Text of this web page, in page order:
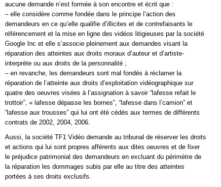
aucune demande n’est formée à son encontre et écrit que :
– elle considère comme fondée dans le principe l’action des
demandeurs en ce qu’elle qualifie d’illicites et de contrefaisants le
référencement et la mise en ligne des vidéos litigieuses par la société
Google Inc et elle s’associe pleinement aux demandes visant la
réparation des atteintes aux droits moraux d’auteur et d’artiste-
interprète ou aux droits de la personnalité ;
– en revanche, les demandeurs sont mal fondés à réclamer la
réparation de l’atteinte aux droits d’exploitation vidéographique sur
quatre des oeuvres visées à l’assignation à savoir “lafesse refait le
trottoir”, « lafesse dépasse les bornes”, “lafesse dans l’camion” et
“lafesse aux trousses” qui lui ont été cédés aux termes de différents
contrats de 2002, 2004, 2006.
Aussi, la société TF1 Vidéo demande au tribunal de réserver les droits
et actions qui lui sont propres afférents aux dites oeuvres et de fixer
le préjudice patrimonial des demandeurs en excluant du périmètre de
la réparation les dommages subis par elle au titre des atteintes
portées à ses droits exclusifs.